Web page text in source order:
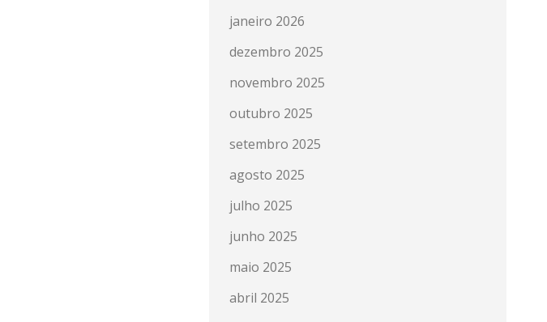
janeiro 2026
dezembro 2025
novembro 2025
outubro 2025
setembro 2025
agosto 2025
julho 2025
junho 2025
maio 2025
abril 2025